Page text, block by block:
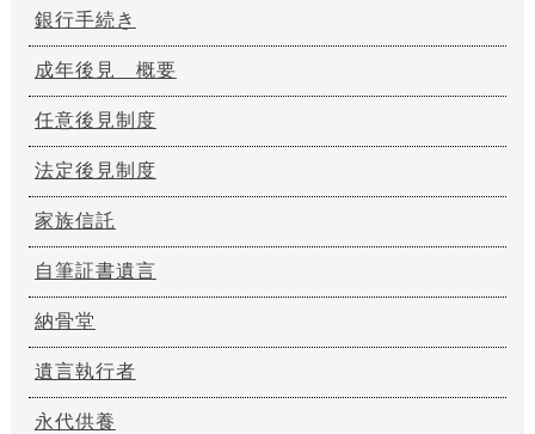
銀行手続き
成年後見 概要
任意後見制度
法定後見制度
家族信託
自筆証書遺言
納骨堂
遺言執行者
永代供養